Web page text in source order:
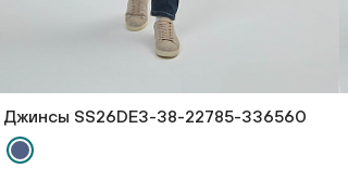
Джинсы SS26DE3-38-22785-336560